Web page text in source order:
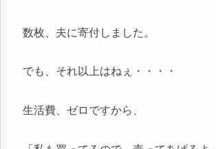
数枚、夫に寄付しました。
でも、それ以上はねぇ・・・・
生活費、ゼロですから、